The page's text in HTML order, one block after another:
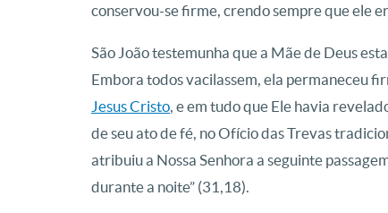
conservou-se firme, crendo sempre que ele
São João testemunha que a Mãe de Deus
Embora todos vacilassem, ela permaneceu
Jesus Cristo, e em tudo que Ele havia
de seu ato de fé, no Ofício das Trevas
atribuiu a Nossa Senhora a seguinte
durante a noite” (31,18).